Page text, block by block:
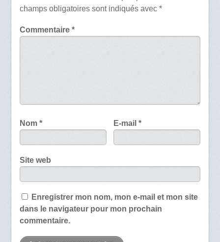
champs obligatoires sont indiqués avec *
Commentaire *
Nom * E-mail*
Site web
Enregistrer mon nom, mon e-mail et mon site
dans le navigateur pour mon prochain
commentaire.